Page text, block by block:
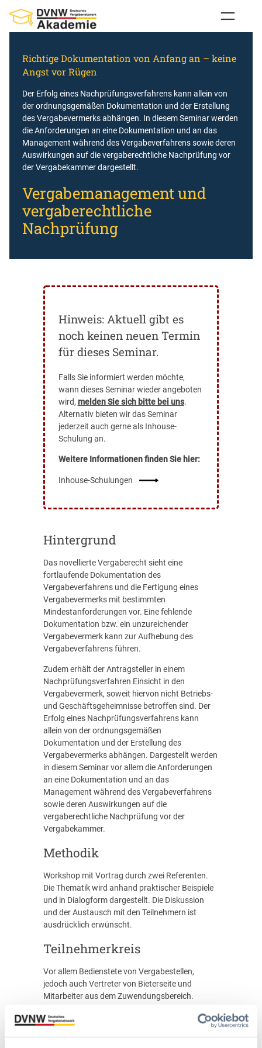
Inhalt
springen
Richtige Dokumentation von Anfang an – keine
Angst vor Rügen
Der Erfolg eines Nachprüfungsverfahrens kann allein von
der ordnungsgemäßen Dokumentation und der Erstellung
des Vergabevermerks abhängen. In diesem Seminar werden
die Anforderungen an eine Dokumentation und an das
Management während des Vergabeverfahrens sowie deren
Auswirkungen auf die vergaberechtliche Nachprüfung vor
der Vergabekammer dargestellt.
Vergabemanagement und
vergaberechtliche
Nachprüfung
Hinweis: Aktuell gibt es
noch keinen neuen Termin
für dieses Seminar.
Falls Sie informiert werden möchte,
wann dieses Seminar wieder angeboten
wird, melden Sie sich bitte bei uns.
Alternativ bieten wir das Seminar
jederzeit auch gerne als Inhouse-
Schulung an.
Weitere Informationen finden Sie hier:
Inhouse-Schulungen
Hintergrund
Das novellierte Vergaberecht sieht eine
fortlaufende Dokumentation des
Vergabeverfahrens und die Fertigung eines
Vergabevermerks mit bestimmten
Mindestanforderungen vor. Eine fehlende
Dokumentation bzw. ein unzureichender
Vergabevermerk kann zur Aufhebung des
Vergabeverfahrens führen.
Zudem erhält der Antragsteller in einem
Nachprüfungsverfahren Einsicht in den
Vergabevermerk, soweit hiervon nicht Betriebs-
und Geschäftsgeheimnisse betroffen sind. Der
Erfolg eines Nachprüfungsverfahrens kann
allein von der ordnungsgemäßen
Dokumentation und der Erstellung des
Vergabevermerks abhängen. Dargestellt werden
in diesem Seminar vor allem die Anforderungen
an eine Dokumentation und an das
Management während des Vergabeverfahrens
sowie deren Auswirkungen auf die
vergaberechtliche Nachprüfung vor der
Vergabekammer.
Methodik
Workshop mit Vortrag durch zwei Referenten.
Die Thematik wird anhand praktischer Beispiele
und in Dialogform dargestellt. Die Diskussion
und der Austausch mit den Teilnehmern ist
ausdrücklich erwünscht.
Teilnehmerkreis
Vor allem Bedienstete von Vergabestellen,
jedoch auch Vertreter von Bieterseite und
Mitarbeiter aus dem Zuwendungsbereich.
Grundkenntnisse des Vergaberechts sind
vorteilhaft.